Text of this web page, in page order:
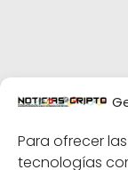
Para ofrecer
tecnologías